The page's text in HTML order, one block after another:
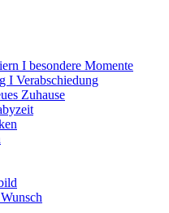
I besondere Momente
I Verabschiedung
Zuhause